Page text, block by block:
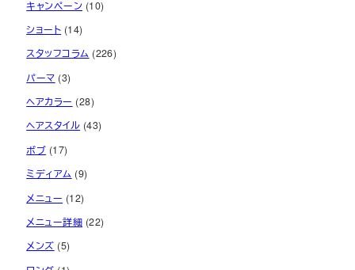
キャンペーン (10)
ショート (14)
スタッフコラム (226)
パーマ (3)
ヘアカラー (28)
ヘアスタイル (43)
ボブ (17)
ミディアム (9)
メニュー (12)
メニュー詳細 (22)
メンズ (5)